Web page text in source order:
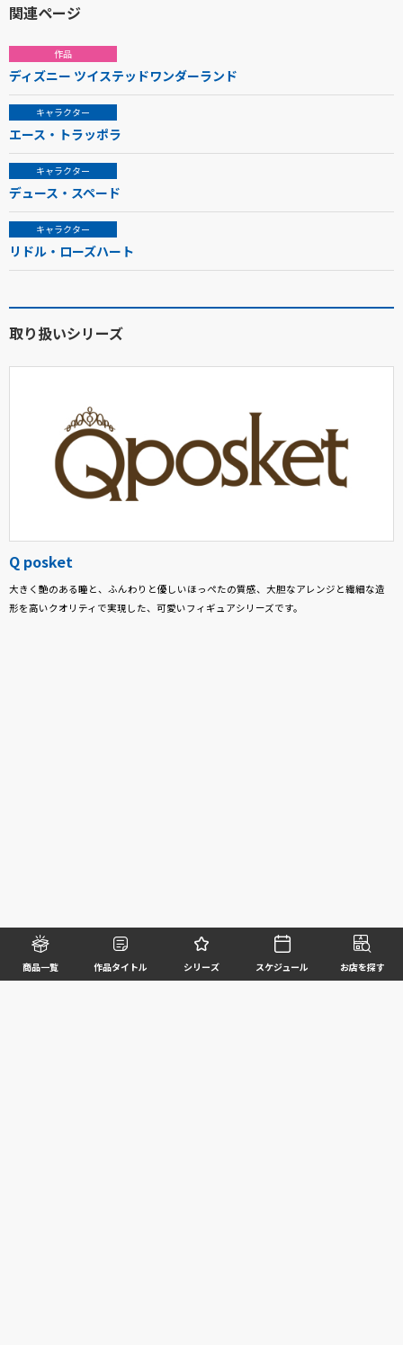
商品一覧 作品タイトル シリーズ スケジュール お店を探す
関連ページ
作品
ディズニー ツイステッドワンダーランド
キャラクター
エース・トラッポラ
キャラクター
デュース・スペード
キャラクター
リドル・ローズハート
取り扱いシリーズ
Q posket
大きく艶のある瞳と、ふんわりと優しいほっぺたの質感、大胆なアレンジと繊細な造
形を高いクオリティで実現した、可愛いフィギュアシリーズです。